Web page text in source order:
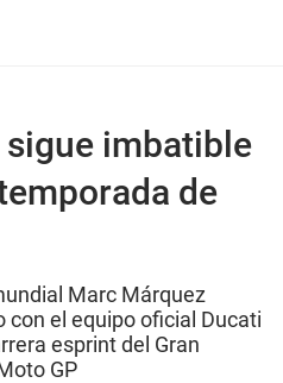
imbatible
de
Marc Márquez
con el equipo oficial Ducati
esprint del Gran
GP